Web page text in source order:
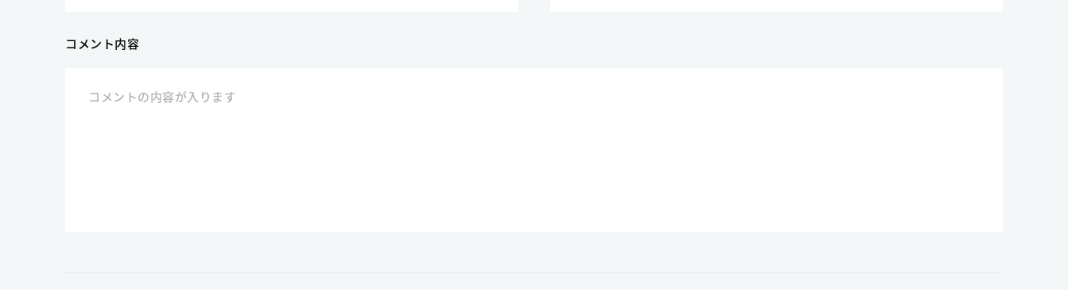
コメント内容